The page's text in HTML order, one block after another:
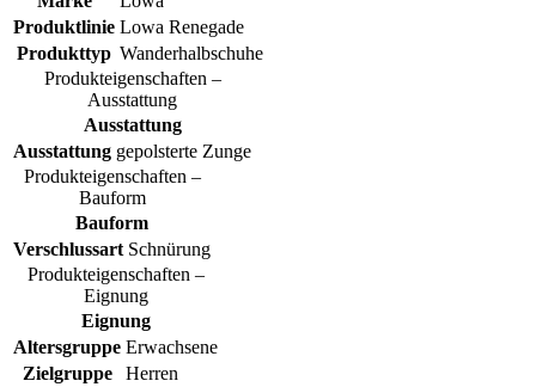
Produktlinie Lowa Renegade
Produkttyp Wanderhalbschuhe
Produkteigenschaften –
Ausstattung
Ausstattung
Ausstattung gepolsterte Zunge
Produkteigenschaften –
Bauform
Bauform
Verschlussart Schnürung
Produkteigenschaften –
Eignung
Eignung
Altersgruppe Erwachsene
Zielgruppe
Herren